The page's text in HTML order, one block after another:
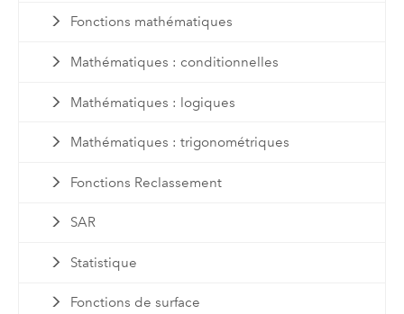
Fonctions mathématiques
Mathématiques : conditionnelles
Mathématiques : logiques
Mathématiques : trigonométriques
Fonctions Reclassement
SAR
Statistique
Fonctions de surface